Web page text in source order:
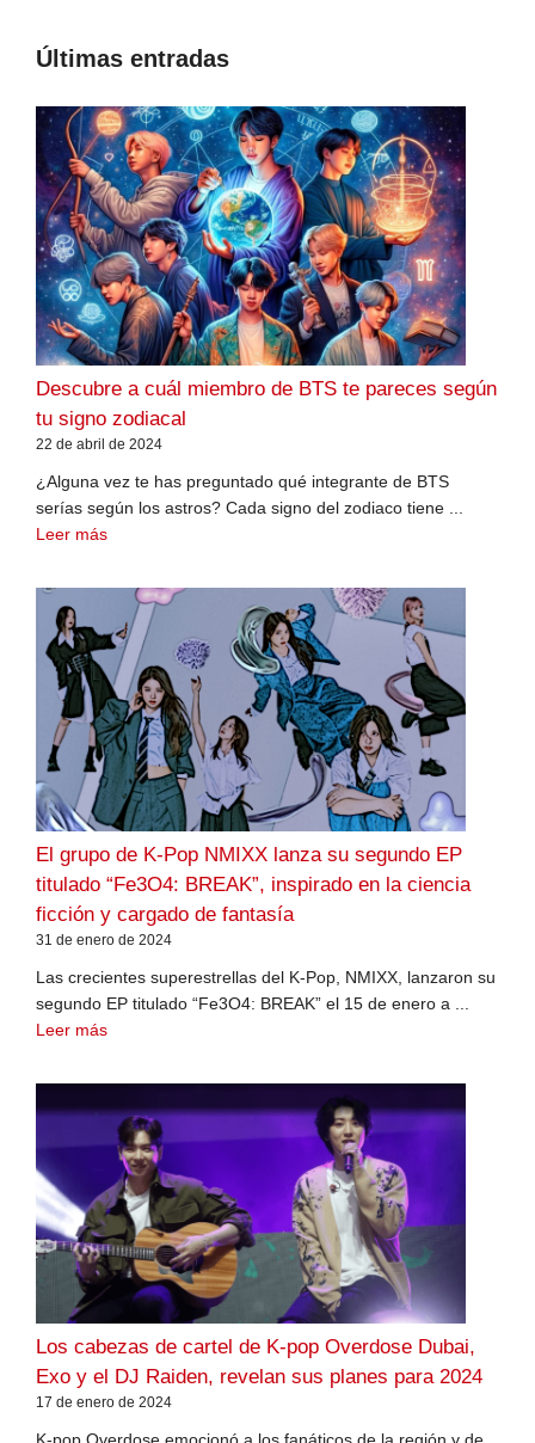
Últimas entradas
Descubre a cuál miembro de BTS te pareces según
tu signo zodiacal
22 de abril de 2024
¿Alguna vez te has preguntado qué integrante de BTS
serías según los astros? Cada signo del zodiaco tiene ...
Leer más
El grupo de K-Pop NMIXX lanza su segundo EP
titulado “Fe3O4: BREAK”, inspirado en la ciencia
ficción y cargado de fantasía
31 de enero de 2024
Las crecientes superestrellas del K-Pop, NMIXX, lanzaron su
segundo EP titulado “Fe3O4: BREAK” el 15 de enero a ...
Leer más
Los cabezas de cartel de K-pop Overdose Dubai,
Exo y el DJ Raiden, revelan sus planes para 2024
17 de enero de 2024
K-pop Overdose emocionó a los fanáticos de la región y de